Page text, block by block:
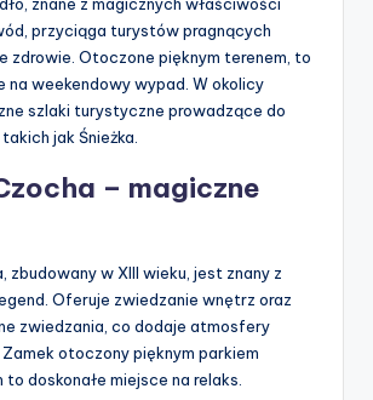
przyciąga turystów pragnących
zdrowie. Otoczone pięknym terenem, to
na weekendowy wypad. W okolicy
szlaki turystyczne prowadzące do
jak Śnieżka.
– magiczne
zbudowany w XIII wieku, jest znany z
Oferuje zwiedzanie wnętrz oraz
zwiedzania, co dodaje atmosfery
otoczony pięknym parkiem
doskonałe miejsce na relaks.